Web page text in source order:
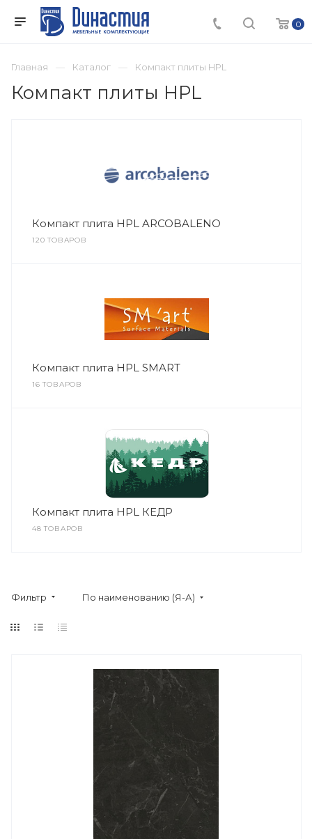
0
Главная Каталог Компакт плиты HPL
Компакт плиты HPL
Компакт плита HPL ARCOBALENO
120 ТОВАРОВ
Компакт плита HPL SMART
16 ТОВАРОВ
Компакт плита HPL КЕДР
48 ТОВАРОВ
Фильтр По наименованию (Я-А)